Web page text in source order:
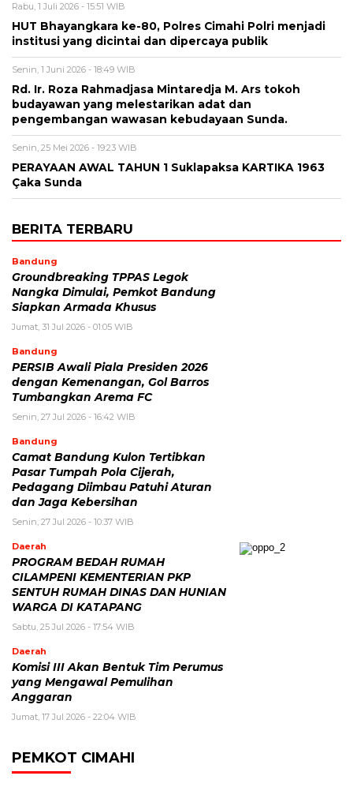
Rabu, 1 Juli 2026 - 15:51 WIB
HUT Bhayangkara ke-80, Polres Cimahi Polri menjadi
institusi yang dicintai dan dipercaya publik
Senin, 1 Juni 2026 - 18:49 WIB
Rd. Ir. Roza Rahmadjasa Mintaredja M. Ars tokoh
budayawan yang melestarikan adat dan
pengembangan wawasan kebudayaan Sunda.
Senin, 25 Mei 2026 - 19:23 WIB
PERAYAAN AWAL TAHUN 1 Suklapaksa KARTIKA 1963
Çaka Sunda
BERITA TERBARU
Bandung
Groundbreaking TPPAS Legok
Nangka Dimulai, Pemkot Bandung
Siapkan Armada Khusus
Jumat, 31 Jul 2026 - 01:05 WIB
Bandung
PERSIB Awali Piala Presiden 2026
dengan Kemenangan, Gol Barros
Tumbangkan Arema FC
Senin, 27 Jul 2026 - 16:42 WIB
Bandung
Camat Bandung Kulon Tertibkan
Pasar Tumpah Pola Cijerah,
Pedagang Diimbau Patuhi Aturan
dan Jaga Kebersihan
Senin, 27 Jul 2026 - 10:37 WIB
Daerah
PROGRAM BEDAH RUMAH
CILAMPENI KEMENTERIAN PKP
SENTUH RUMAH DINAS DAN HUNIAN
WARGA DI KATAPANG
Sabtu, 25 Jul 2026 - 17:54 WIB
Daerah
Komisi III Akan Bentuk Tim Perumus
yang Mengawal Pemulihan
Anggaran
Jumat, 17 Jul 2026 - 22:04 WIB
PEMKOT CIMAHI